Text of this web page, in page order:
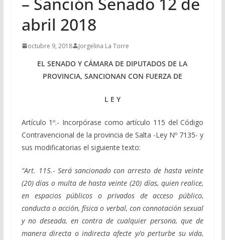
abril 2018
octubre 9, 2018 Jorgelina La Torre
EL SENADO Y CÁMARA DE DIPUTADOS DE LA
PROVINCIA, SANCIONAN CON FUERZA DE
L E Y
Artículo 1º.- Incorpórase como artículo 115 del Código
Contravencional de la provincia de Salta -Ley Nº 7135- y
sus modificatorias el siguiente texto:
“Art. 115.- Será sancionado con arresto de hasta veinte
(20) días o multa de hasta veinte (20) días, quien realice,
en espacios públicos o privados de acceso público,
conducta o acción, física o verbal, con connotación sexual
y no deseada, en contra de cualquier persona, que de
manera directa o indirecta afecte y/o perturbe su vida,